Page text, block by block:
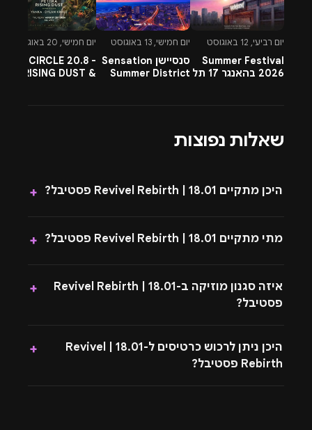
יום רביעי, 12 באוגוסט
Summer Festival
2026 בהאנגר 17 תל
יום חמישי, 13 באוגוסט
סנסיישן Sensation
Summer District
יום חמישי, 20 באוגוסט
CIRCLE 20.8 -
RISING DUST &
שאלות נפוצות
היכן מתקיים 18.01 | Revivel Rebirth פסטיבל? +
מתי מתקיים 18.01 | Revivel Rebirth פסטיבל? +
איזה סגנון מוזיקה ב-18.01 | Revivel Rebirth
פסטיבל?
+
היכן ניתן לרכוש כרטיסים ל-18.01 | Revivel
Rebirth פסטיבל?
+